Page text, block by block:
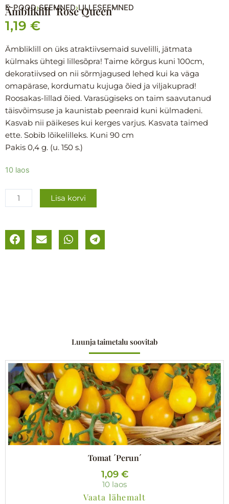
E-POOD›SEEMNED›LILLESEEMNED
Ämbliklill ´Rose Queen´
1,19 €
Ämbliklill on üks atraktiivsemaid suvelilli, jätmata
külmaks ühtegi lillesõpra! Taime kõrgus kuni 100cm,
dekoratiivsed on nii sõrmjagused lehed kui ka väga
omapärase, kordumatu kujuga õied ja viljakuprad!
Roosakas-lillad õied. Varasügiseks on taim saavutanud
täisvõimsuse ja kaunistab peenraid kuni külmadeni.
Kasvab nii päikeses kui kerges varjus. Kasvata taimed
ette. Sobib lõikelilleks. Kuni 90 cm
Pakis 0,4 g. (u. 150 s.)
10 laos
Ämbliklill
Queen
´
Lisa korvi
Luunja taimetalu soovitab
Tomat ´Perun´
1,09 €
10 laos
Vaata lähemalt